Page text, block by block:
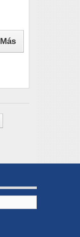
Más